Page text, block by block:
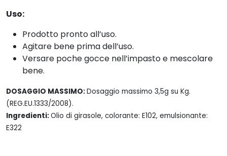
Uso:
Prodotto pronto all’uso.
Agitare bene prima dell’uso.
Versare poche gocce nell’impasto e mescolare
bene.
DOSAGGIO MASSIMO:Dosaggio massimo 3,5g su Kg.
(REG.EU.1333/2008).
Ingredienti:Olio di girasole, colorante: E102, emulsionante:
E322